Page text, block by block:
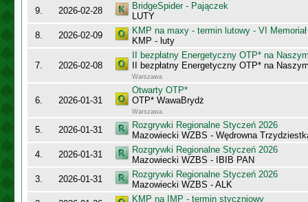
9.
2026-02-28
BridgeSpider - Pajączek
LUTY
8.
2026-02-09
KMP na maxy - termin lutowy - VI
KMP - luty
7. 2026-02-08
II bezpłatny Energetyczny OTP* na
II bezpłatny Energetyczny OTP* na
Warszawa
6. 2026-01-31
Otwarty OTP*
OTP* WawaBrydż
Warszawa
5. 2026-01-31
Rozgrywki Regionalne Styczeń 2026
Mazowiecki WZBS - Wędrowna
4.
2026-01-31
Rozgrywki Regionalne Styczeń 2026
Mazowiecki WZBS - IBIB PAN
3.
2026-01-31
Rozgrywki Regionalne Styczeń 2026
Mazowiecki WZBS - ALK
KMP na IMP - termin styczniowy